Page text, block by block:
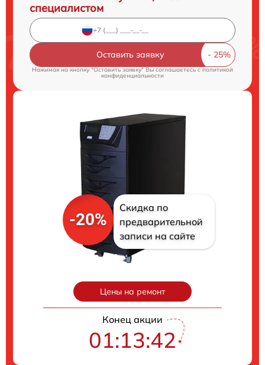
специалистом
Оставить заявку
Нажимая на кнопку "Оставить заявку" Вы соглашаетесь cполитикой
конфиденциальности
-20%
Скидка по
предварительной
записи на сайте
Цены на ремонт
Конец акции
01:13:40